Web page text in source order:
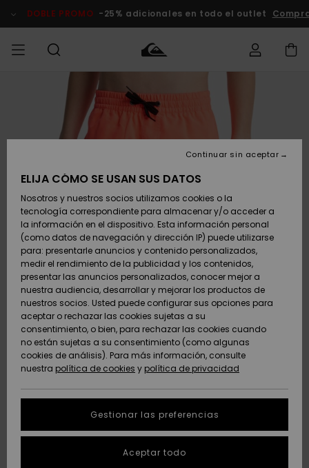
del
DOBLE PROMO -25% adicionales en todo el outlet
Ropa
Zapatos y
chanclas
Surf
Snow
Novedades
Destacados
Ropa
Zapatos y
chanclas
Surf
Snow
Novedades
Destacados
Shop
Destacados
Snow
SURF
Surf Shop
Hombre
Highlights
Comunidad
SNOW
Tienda
Snow
Hombre
Snow Niños
Tienda
Snow Mujer
Destacados
Comunidad
DOBLE
PROMO
Outlet
Hombre
Outlet
Mujer
AYUDA &
CONTACTO
Accede a tu
pedido
Envio
Devoluciones
Pago
Tarjeta de
regalo
Quiksilver
Freedom
Protección de
datos
personales
Inicia una
conversación
SOSTENIBILIDAD
ELIJA CÓMO SE USAN SUS DATOS
Nosotros y nuestros socios utilizamos cookies o la
tecnología correspondiente para almacenar y/o acceder a
la información en el dispositivo. Esta información personal
(como datos de navegación y dirección IP) puede utilizarse
para: presentarle anuncios y contenido personalizados,
medir el rendimiento de la publicidad y los contenidos,
presentar las anuncios personalizados, conocer mejor a
nuestra audiencia, desarrollar y mejorar los productos de
nuestros socios. Usted puede configurar sus opciones para
aceptar o rechazar las cookies sujetas a su
consentimiento, o bien, para rechazar las cookies cuando
no están sujetas a su consentimiento (como algunas
cookies de análisis). Para más información, consulte
nuestra política de cookies y política de privacidad
Gestionar las preferencias
Continuar sin aceptar
Aceptar todo